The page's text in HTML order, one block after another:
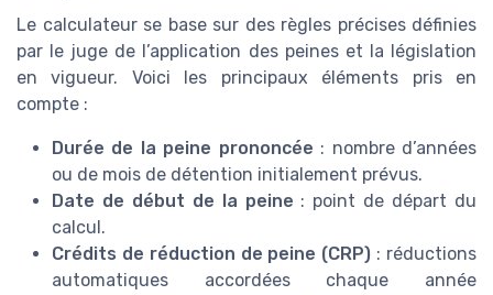
Le calculateur se base sur des règles précises définies
par le juge de l’application des peines et la législation
en vigueur. Voici les principaux éléments pris en
compte :
Durée de la peine prononcée : nombre d’années
ou de mois de détention initialement prévus.
Date de début de la peine : point de départ du
calcul.
Crédits de réduction de peine (CRP) : réductions
automatiques accordées chaque année